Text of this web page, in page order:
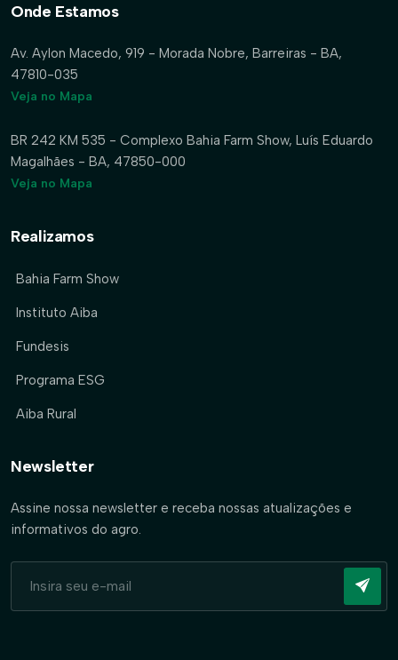
Onde Estamos
Av. Aylon Macedo, 919 - Morada Nobre, Barreiras - BA,
47810-035
Veja no Mapa
BR 242 KM 535 - Complexo Bahia Farm Show, Luís Eduardo
Magalhães - BA, 47850-000
Veja no Mapa
Realizamos
Bahia Farm Show
Instituto Aiba
Fundesis
Programa ESG
Aiba Rural
Newsletter
Assine nossa newsletter e receba nossas atualizações e
informativos do agro.